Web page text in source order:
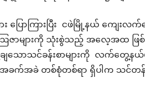
ောကြားပြီး ငဖဲမြို့နယ် ကျေးလက်
ဩဇာများကို သုံးစွဲသည့် အလေ့အထ ဖြစ်
ချသောသင်ခန်းစာများကို လက်တွေ့
ခက်အခဲ တစ်စုံတစ်ရာ ရှိပါက သင်တန်